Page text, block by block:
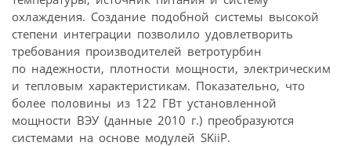
охлаждения. Создание подобной системы высокой
степени интеграции позволило удовлетворить
требования производителей ветротурбин
по надежности, плотности мощности, электрическим
и тепловым характеристикам. Показательно, что
более половины из 122 ГВт установленной
мощности ВЭУ (данные 2010 г.) преобразуются
системами на основе модулей SKiiP.